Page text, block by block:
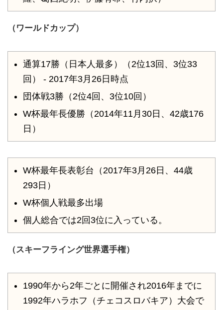
（ワールドカップ）
通算17勝（日本人最多）（2位13回、3位33
回） - 2017年3月26日時点
団体戦3勝（2位4回、3位10回）
W杯最年長優勝（2014年11月30日、42歳176
日）
W杯最年長表彰台（2017年3月26日、44歳
293日）
W杯個人戦最多出場
個人総合では2回3位に入っている。
（スキーフライング世界選手権）
1990年から2年ごとに開催され2016年までに
1992年ハラホフ（チェコスロバキア）大会で